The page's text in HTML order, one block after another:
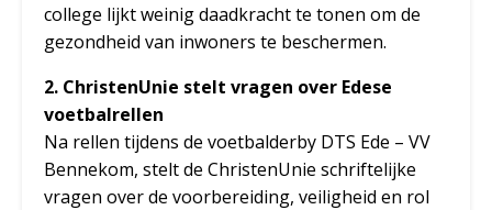
college lijkt weinig daadkracht te tonen om de
gezondheid van inwoners te beschermen.
2. ChristenUnie stelt vragen over Edese
voetbalrellen
Na rellen tijdens de voetbalderby DTS Ede – VV
Bennekom, stelt de ChristenUnie schriftelijke
vragen over de voorbereiding, veiligheid en rol